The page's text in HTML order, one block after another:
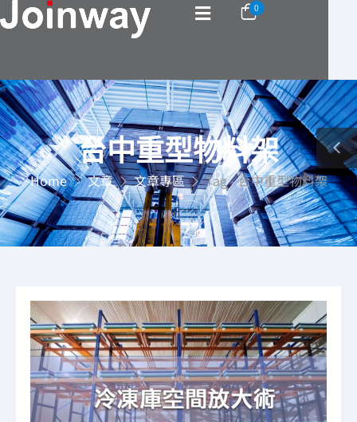
0
台中重型物料架
Home 文章 文章專區 Tag - 台中重型物料架